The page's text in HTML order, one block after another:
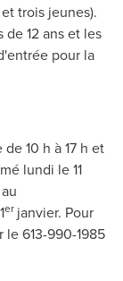
trois jeunes).
12 ans et les
pour la
10 h à 17 h et
lundi le 11
er janvier. Pour
613-990-1985